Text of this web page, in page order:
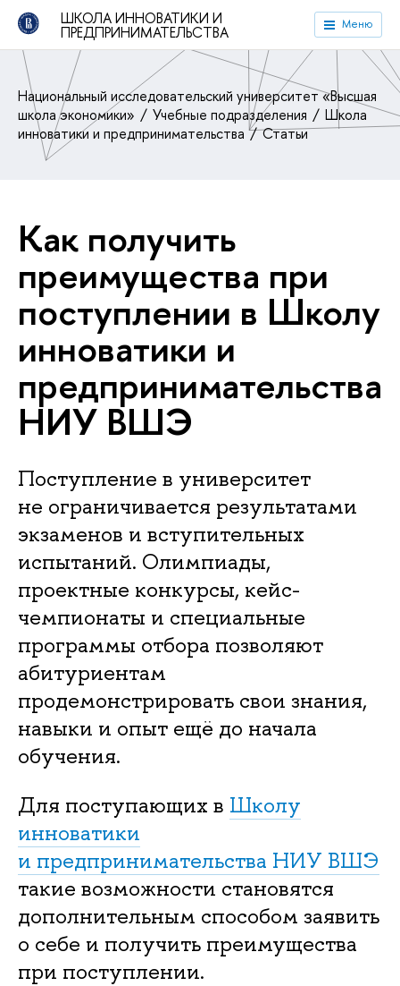
ШКОЛА ИННОВАТИКИ И
ПРЕДПРИНИМАТЕЛЬСТВА Меню
Национальный исследовательский университет «Высшая
школа экономики»
Учебные подразделения
Школа
инноватики и предпринимательства
Статьи
Как получить
преимущества при
поступлении в Школу
инноватики и
предпринимательства
НИУ ВШЭ
Поступление в университет
не ограничивается результатами
экзаменов и вступительных
испытаний. Олимпиады,
проектные конкурсы, кейс-
чемпионаты и специальные
программы отбора позволяют
абитуриентам
продемонстрировать свои знания,
навыки и опыт ещё до начала
обучения.
Для поступающих в Школу
инноватики
и предпринимательства НИУ ВШЭ
такие возможности становятся
дополнительным способом заявить
о себе и получить преимущества
при поступлении.